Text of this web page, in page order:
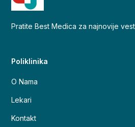
Pratite Best Medica za najnovije
Poliklinika
O Nama
Lekari
Kontakt